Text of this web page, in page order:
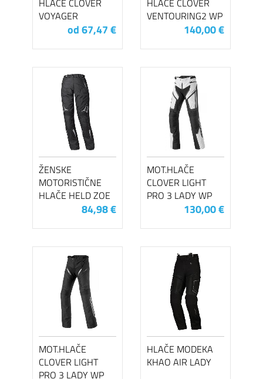
HLAČE CLOVER
VOYAGER
od 67,47 €
HLAČE CLOVER
VENTOURING2 WP
140,00 €
ŽENSKE
MOTORISTIČNE
HLAČE HELD ZOE
84,98 €
MOT.HLAČE
CLOVER LIGHT
PRO 3 LADY WP
130,00 €
MOT.HLAČE
CLOVER LIGHT
PRO 3 LADY WP
HLAČE MODEKA
KHAO AIR LADY